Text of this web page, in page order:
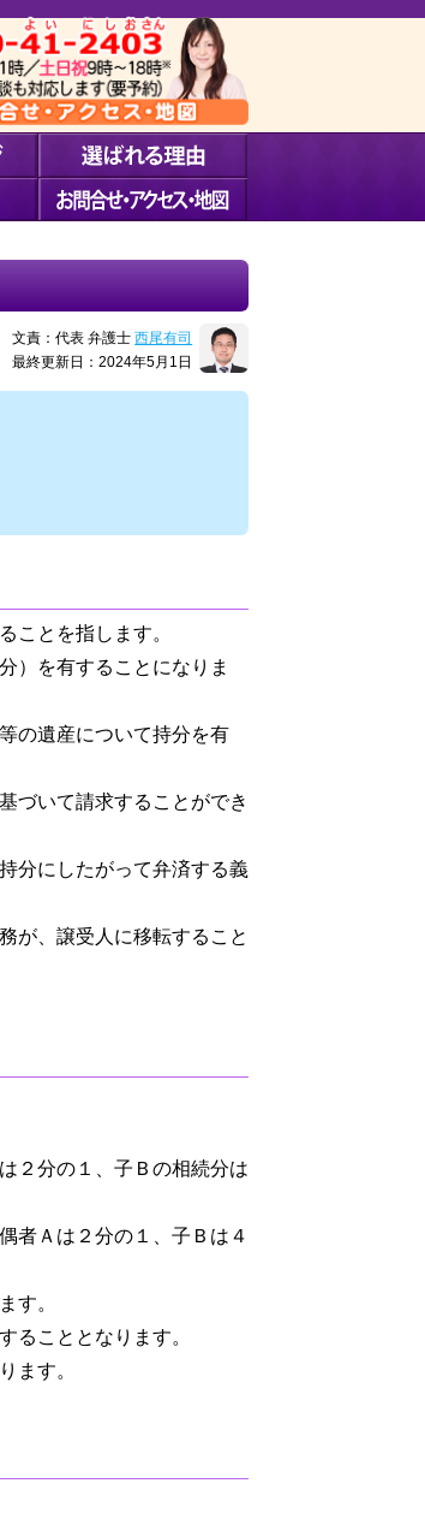
文責：代表 弁護士西尾有司
最終更新日：2024年5月1日
ことを指します。
）を有することになりま
の遺産について持分を有
づいて請求することができ
分にしたがって弁済する義
が、譲受人に移転すること
２分の１、子Ｂの相続分は
者Ａは２分の１、子Ｂは４
す。
ることとなります。
ます。